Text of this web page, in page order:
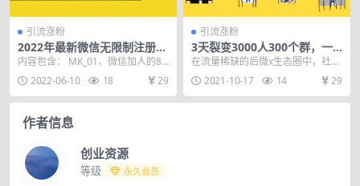
引流涨粉
2022年最新微信无限制注册
+养号+防封解封技巧（含文档
内容包含： MK_01、微信加人的8
种常用方式及上限规则 如何不封号
MK_02...
2022-06-10 18 29
引流涨粉
3天裂变3000人300个群，一
周成交400W的社群运营实战
在流量稀缺的后微x生态圈中，社群
运营已成各大商家的必争之地。顶
级运营者已经成为私...
2021-10-17 14 29
作者信息
创业资源
等级 永久会员